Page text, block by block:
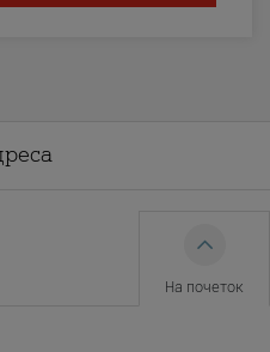
На почеток